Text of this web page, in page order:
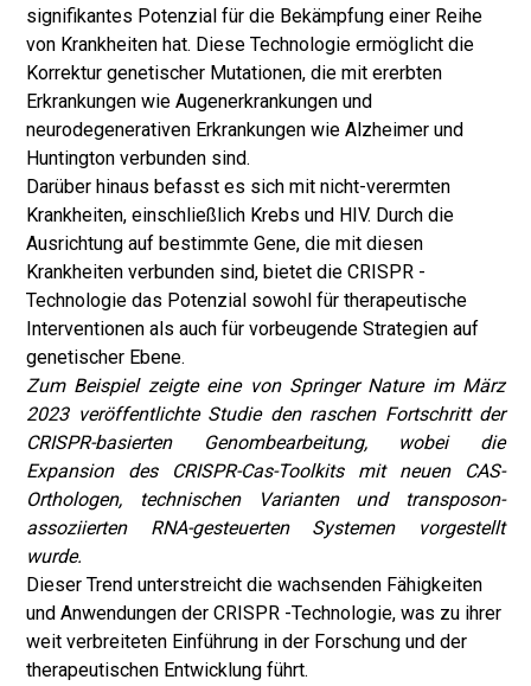
signifikantes Potenzial für die Bekämpfung einer Reihe
von Krankheiten hat. Diese Technologie ermöglicht die
Korrektur genetischer Mutationen, die mit ererbten
Erkrankungen wie Augenerkrankungen und
neurodegenerativen Erkrankungen wie Alzheimer und
Huntington verbunden sind.
Darüber hinaus befasst es sich mit nicht-verermten
Krankheiten, einschließlich Krebs und HIV. Durch die
Ausrichtung auf bestimmte Gene, die mit diesen
Krankheiten verbunden sind, bietet die CRISPR -
Technologie das Potenzial sowohl für therapeutische
Interventionen als auch für vorbeugende Strategien auf
genetischer Ebene.
Zum Beispiel zeigte eine von Springer Nature im März
2023 veröffentlichte Studie den raschen Fortschritt der
CRISPR-basierten Genombearbeitung, wobei die
Expansion des CRISPR-Cas-Toolkits mit neuen CAS-
Orthologen, technischen Varianten und transposon-
assoziierten RNA-gesteuerten Systemen vorgestellt
wurde.
Dieser Trend unterstreicht die wachsenden Fähigkeiten
und Anwendungen der CRISPR -Technologie, was zu ihrer
weit verbreiteten Einführung in der Forschung und der
therapeutischen Entwicklung führt.